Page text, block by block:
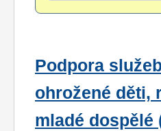
Podpora
ohrožené děti,
mladé dospělé